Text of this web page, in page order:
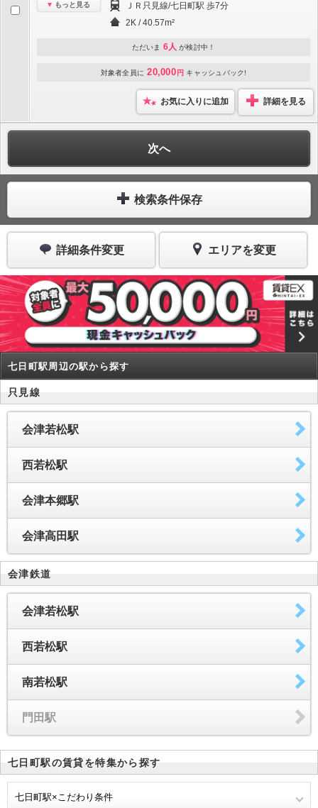
もっと見る
ＪＲ只見線/七日町駅 歩7分
2K / 40.57m²
ただいま 6人 が検討中！
対象者全員に 20,000 円 キャッシュバック!
お気に入りに追加 詳細を見る
次へ
検索条件保存
詳細条件変更 エリアを変更
七日町駅周辺の駅から探す
只見線
会津若松駅
西若松駅
会津本郷駅
会津高田駅
会津鉄道
会津若松駅
西若松駅
南若松駅
門田駅
七日町駅の賃貸を特集から探す
七日町駅×こだわり条件